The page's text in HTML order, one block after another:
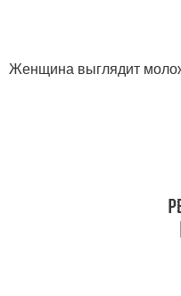
Женщина выглядит